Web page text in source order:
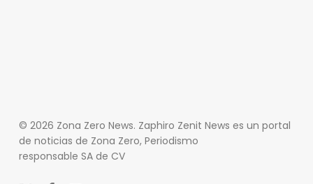
© 2026 Zona Zero News. Zaphiro Zenit News es un portal
de noticias de Zona Zero, Periodismo
responsable SA de CV